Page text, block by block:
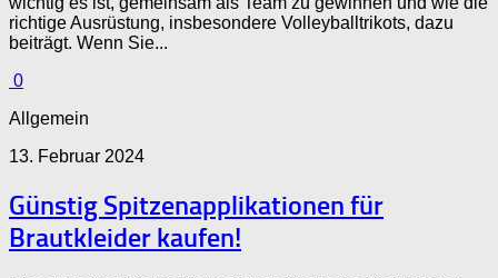
richtige Ausrüstung, insbesondere Volleyballtrikots, dazu
beiträgt. Wenn Sie...
0
Allgemein
13. Februar 2024
Günstig Spitzenapplikationen für
Brautkleider kaufen!